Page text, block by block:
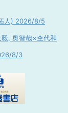
人) 2026/8/5
, 奥智哉×杢代和
8/3